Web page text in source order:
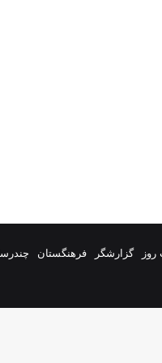
گزارشگر فرهنگستان